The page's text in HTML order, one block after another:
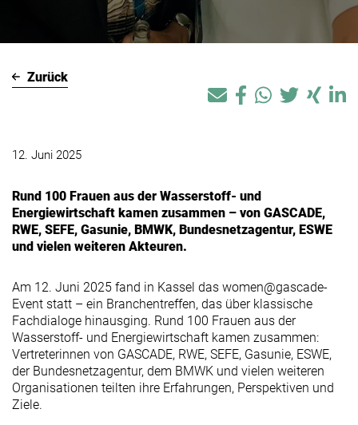
Zurück
12. Juni 2025
Rund 100 Frauen aus der Wasserstoff- und
Energiewirtschaft kamen zusammen – von GASCADE,
RWE, SEFE, Gasunie, BMWK, Bundesnetzagentur, ESWE
und vielen weiteren Akteuren.
Am 12. Juni 2025 fand in Kassel das women@gascade-
Event statt – ein Branchentreffen, das über klassische
Fachdialoge hinausging. Rund 100 Frauen aus der
Wasserstoff- und Energiewirtschaft kamen zusammen:
Vertreterinnen von GASCADE, RWE, SEFE, Gasunie, ESWE,
der Bundesnetzagentur, dem BMWK und vielen weiteren
Organisationen teilten ihre Erfahrungen, Perspektiven und
Ziele.